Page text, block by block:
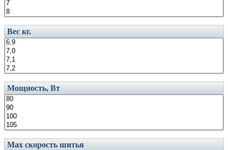
Вес кг.
Мощность, Вт
Маx скорость шитья